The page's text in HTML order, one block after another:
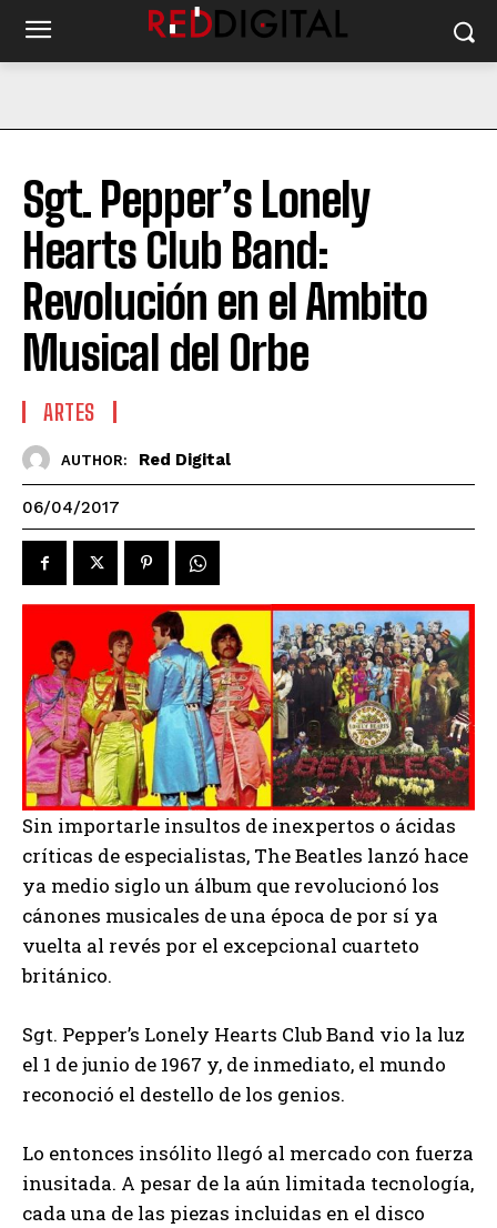
Sgt. Pepper’s Lonely
Hearts Club Band:
Revolución en el Ambito
Musical del Orbe
ARTES
AUTHOR: Red Digital
06/04/2017
Sin importarle insultos de inexpertos o ácidas
críticas de especialistas, The Beatles lanzó hace
ya medio siglo un álbum que revolucionó los
cánones musicales de una época de por sí ya
vuelta al revés por el excepcional cuarteto
británico.
Sgt. Pepper’s Lonely Hearts Club Band vio la luz
el 1 de junio de 1967 y, de inmediato, el mundo
reconoció el destello de los genios.
Lo entonces insólito llegó al mercado con fuerza
inusitada. A pesar de la aún limitada tecnología,
cada una de las piezas incluidas en el disco